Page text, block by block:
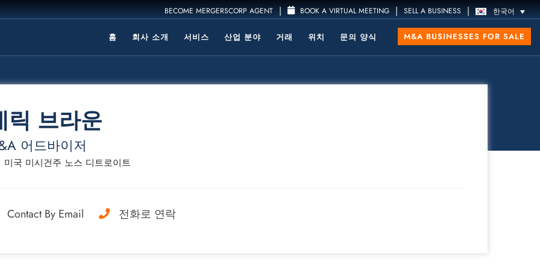
BECOME MERGERSCORP AGENT | BOOK A VIRTUAL MEETING | SELL A BUSINESS | 한국어
홈 회사 소개 서비스 산업 분야 거래 위치 문의 양식 M&A BUSINESSES FOR SALE
릭 브라운
어드바이저
미국 미시건주 노스 디트로이트
Contact By Email 전화로 연락